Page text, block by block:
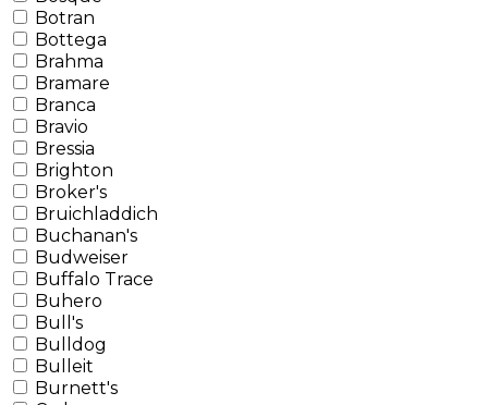
Botran
Bottega
Brahma
Bramare
Branca
Bravio
Bressia
Brighton
Broker's
Bruichladdich
Buchanan's
Budweiser
Buffalo Trace
Buhero
Bull's
Bulldog
Bulleit
Burnett's